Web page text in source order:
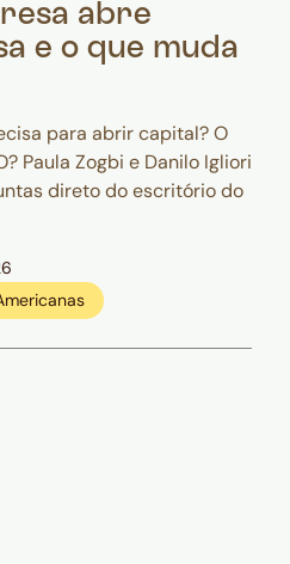
abre
e o que muda
para abrir capital? O
Paula Zogbi e Danilo Igliori
direto do escritório do